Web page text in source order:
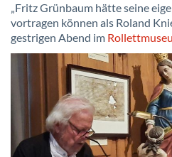
„Fritz Grünbaum hätte seine
vortragen können als Roland
gestrigen Abend im